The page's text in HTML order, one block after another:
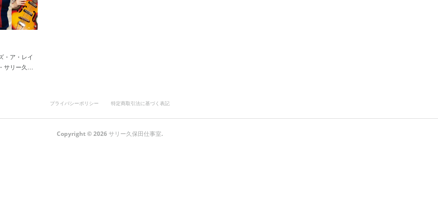
・ア・レイ
サリー久…
プライバシーポリシー 特定商取引法に基づく表記
Copyright ©2026 サリー久保田仕事室.